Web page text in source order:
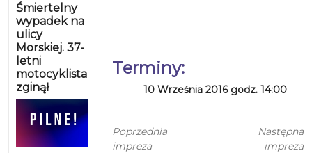
Śmiertelny
wypadek na
ulicy
Morskiej. 37-
letni
motocyklista
zginął
Terminy:
10 Września 2016 godz. 14:00
Poprzednia
impreza
Następna
impreza